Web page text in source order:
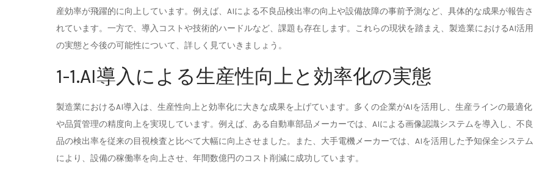
産効率が飛躍的に向上しています。例えば、AIによる不良品検出率の向上や設備故障の事前予測など、具体的な成果が報告さ
れています。一方で、導入コストや技術的ハードルなど、課題も存在します。これらの現状を踏まえ、製造業におけるAI活用
の実態と今後の可能性について、詳しく見ていきましょう。
1-1.AI導入による生産性向上と効率化の実態
製造業におけるAI導入は、生産性向上と効率化に大きな成果を上げています。多くの企業がAIを活用し、生産ラインの最適化
や品質管理の精度向上を実現しています。例えば、ある自動車部品メーカーでは、AIによる画像認識システムを導入し、不良
品の検出率を従来の目視検査と比べて大幅に向上させました。また、大手電機メーカーでは、AIを活用した予知保全システム
により、設備の稼働率を向上させ、年間数億円のコスト削減に成功しています。